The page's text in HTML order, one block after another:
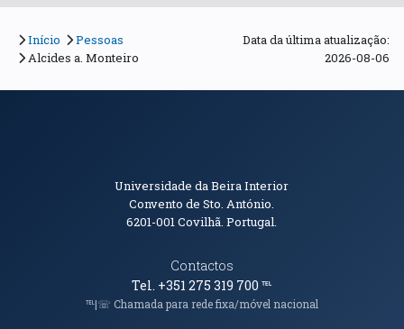
Início
Pessoas
Alcides a. Monteiro
Data da última atualização:
2026-08-06
Informações de Contacto
Universidade da Beira Interior
Convento de Sto. António.
6201-001 Covilhã. Portugal.
Contactos
Tel. +351 275 319 700℡
℡|☏ Chamada para rede fixa/móvel nacional